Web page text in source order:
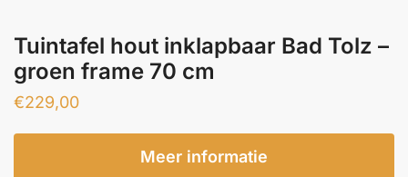
Tuintafel hout inklapbaar Bad Tolz –
groen frame 70 cm
€229,00
Meer informatie